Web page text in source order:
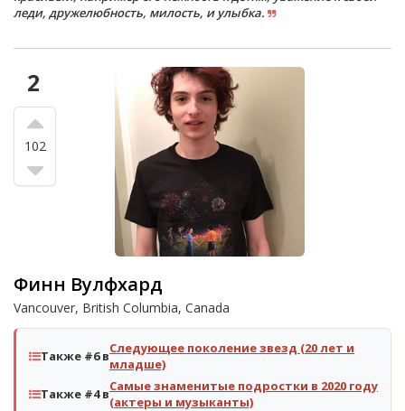
леди, дружелюбность, милость, и улыбка.
2
102
Финн Вулфхард
Vancouver, British Columbia, Canada
Также #6 вСледующее поколение звезд (20 лет и
младше)
Также #4 вСамые знаменитые подростки в 2020 году
(актеры и музыканты)